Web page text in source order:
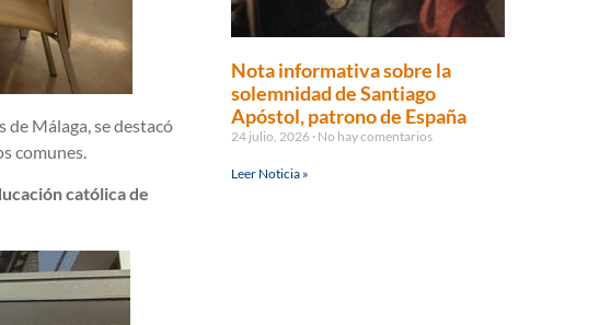
de Málaga, se destacó
comunes.
católica de
Nota informativa sobre la
solemnidad de Santiago
Apóstol, patrono de España
24 julio, 2026 No hay comentarios
Leer Noticia »